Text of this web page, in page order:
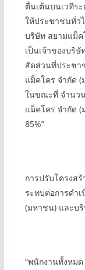
ตื่นเต้นบนเวทีร
ให้ประชาชนทั่ว
บริษัท สยามแม็ค
เป็นเจ้าของบริ
สัดส่วนที่ประชา
แม็คโคร จำกัด (
ในขณะที่ จำนว
แม็คโคร จำกัด
85%”
การปรับโครงส
ระทบต่อการดำ
(มหาชน) และบ
“พนักงานทั้งหม